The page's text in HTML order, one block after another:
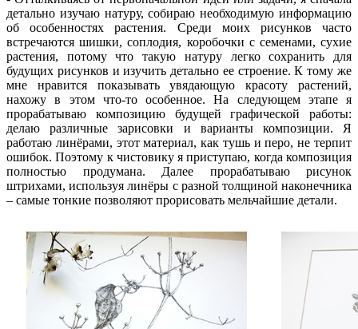
детально изучаю натуру, собираю необходимую информацию
об особенностях растения. Среди моих рисунков часто
встречаются шишки, соплодия, коробочки с семенами, сухие
растения, потому что такую натуру легко сохранить для
будущих рисунков и изучить детально ее строение. К тому же
мне нравится показывать увядающую красоту растений,
нахожу в этом что-то особенное. На следующем этапе я
прорабатываю композицию будущей графической работы:
делаю различные зарисовки и варианты композиции. Я
работаю линёрами, этот материал, как тушь и перо, не терпит
ошибок. Поэтому к чистовику я приступаю, когда композиция
полностью продумана. Далее прорабатываю рисунок
штрихами, используя линёры с разной толщиной наконечника
– самые тонкие позволяют прорисовать мельчайшие детали.